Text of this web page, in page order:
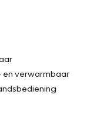
en verwarmbaar